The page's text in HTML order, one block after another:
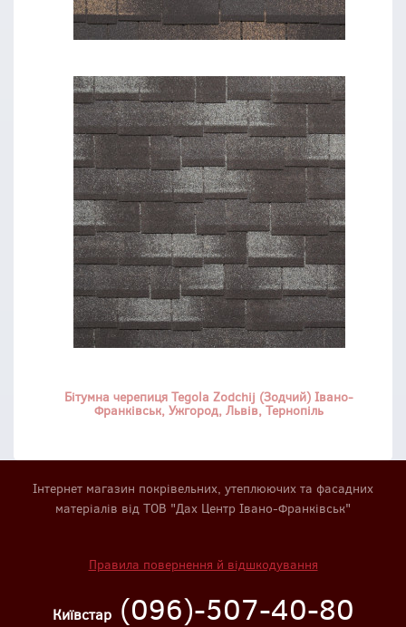
Бітумна черепиця Tegola Zodchij (Зодчий) Івано-
Франківськ, Ужгород, Львів, Тернопіль
Інтернет магазин покрівельних, утеплюючих та фасадних
матеріалів від ТОВ "Дах Центр Івано-Франківськ"
Правила повернення й відшкодування
Київстар(096)-507-40-80